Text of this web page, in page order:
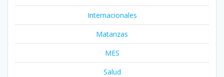
Internacionales
Matanzas
MES
Salud